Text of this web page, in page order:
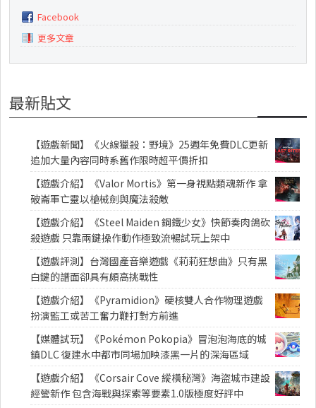
Facebook
更多文章
最新貼文
【遊戲新聞】《火線獵殺：野境》25週年免費DLC更新
追加大量內容同時系舊作限時超平價折扣
【遊戲介紹】《Valor Mortis》第一身視點類魂新作 拿
破崙軍亡靈以槍械劍與魔法殺敵
【遊戲介紹】《Steel Maiden 鋼鐵少女》快節奏肉鴿砍
殺遊戲 只靠兩鍵操作動作極致流暢試玩上架中
【遊戲評測】台灣國產音樂遊戲《莉莉狂想曲》只有黑
白鍵的譜面卻具有頗高挑戰性
【遊戲介紹】《Pyramidion》硬核雙人合作物理遊戲
扮演監工或苦工奮力鞭打對方前進
【媒體試玩】《Pokémon Pokopia》冒泡泡海底的城
鎮DLC 復建水中都市同場加映漆黑一片的深海區域
【遊戲介紹】《Corsair Cove 縱橫秘灣》海盜城市建設
經營新作 包含海戰與探索等要素1.0版極度好評中